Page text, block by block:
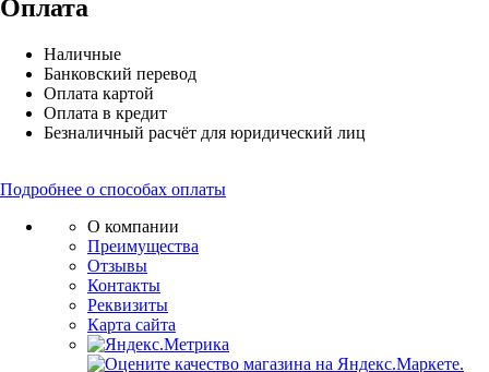
Оплата
Наличные
Банковский перевод
Оплата картой
Оплата в кредит
Безналичный расчёт для юридический лиц
Подробнее о способах оплаты
О компании
Преимущества
Отзывы
Контакты
Реквизиты
Карта сайта